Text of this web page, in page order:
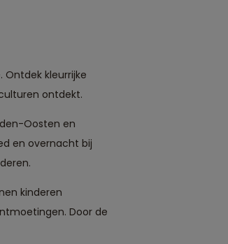
kleurrijke
ontdekt.
Oosten en
en overnacht bij
kinderen
Door de